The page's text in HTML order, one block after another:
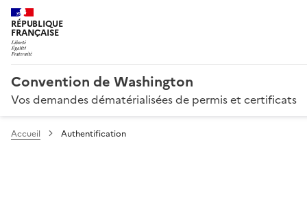
RÉPUBLIQUE
FRANÇAISE
Convention de Washington
Vos demandes dématérialisées de permis et certificats
Accueil Authentification